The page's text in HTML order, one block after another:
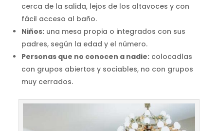
cerca de la salida, lejos de los altavoces y con
fácil acceso al baño.
Niños: una mesa propia o integrados con sus
padres, según la edad y el número.
Personas que no conocen a nadie: colocadlas
con grupos abiertos y sociables, no con grupos
muy cerrados.